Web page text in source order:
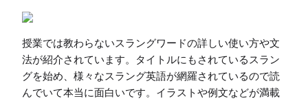
授業では教わらないスラングワードの詳しい使い方や文
法が紹介されています。タイトルにもされているスラン
グを始め、様々なスラング英語が網羅されているので読
んでいて本当に面白いです。イラストや例文などが満載